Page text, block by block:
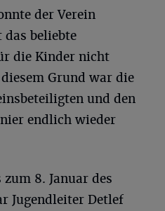
der Verein
das beliebte
die Kinder nicht
Grund war die
und den
endlich wieder
8. Januar des
Jugendleiter Detlef